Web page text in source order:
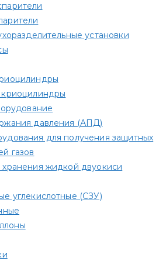
установки
криоцилиндры
давления (АПД)
для получения защитных
газов
хранения жидкой двуокиси
углекислотные (СЗУ)